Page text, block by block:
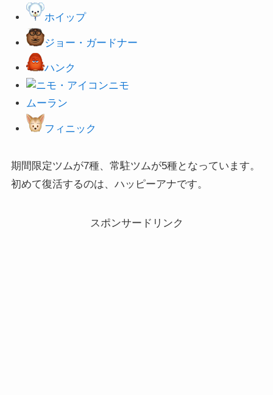
ホイップ
ジョー・ガードナー
ハンク
ニモ
ムーラン
フィニック
期間限定ツムが7種、常駐ツムが5種となっています。
初めて復活するのは、ハッピーアナです。
スポンサードリンク